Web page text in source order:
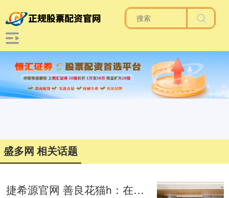
盛多网 相关话题
捷希源官网 善良花猫h：在做分时短线交易的时候如何提高自己的准确性？如果我们用15分钟的MACD作为交易的参考那我们就要看前后两个时间周期是在金叉循环还是在死叉循环。如果前后5和30分钟都处于金叉循环的时间...